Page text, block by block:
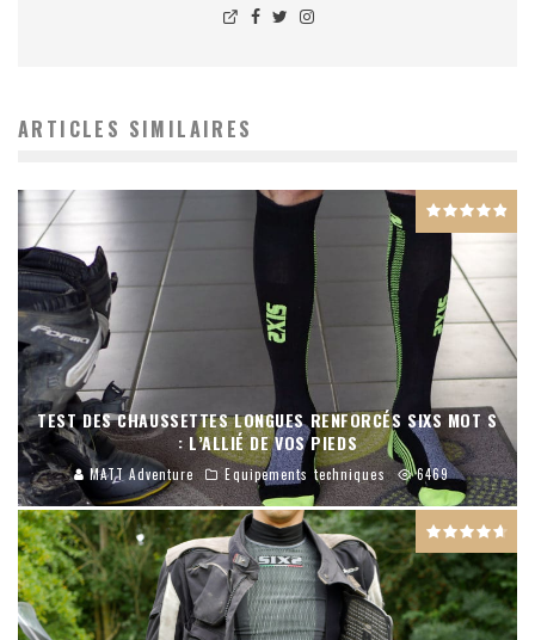
ARTICLES SIMILAIRES
TEST DES CHAUSSETTES LONGUES RENFORCÉS SIXS MOT S
: L’ALLIÉ DE VOS PIEDS
MATT Adventure Equipements techniques 6469